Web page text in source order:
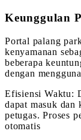
Keunggulan
Portal palang
kenyamanan
beberapa
dengan
Efisiensi Waktu:
dapat masuk dan
petugas. Proses
otomatis